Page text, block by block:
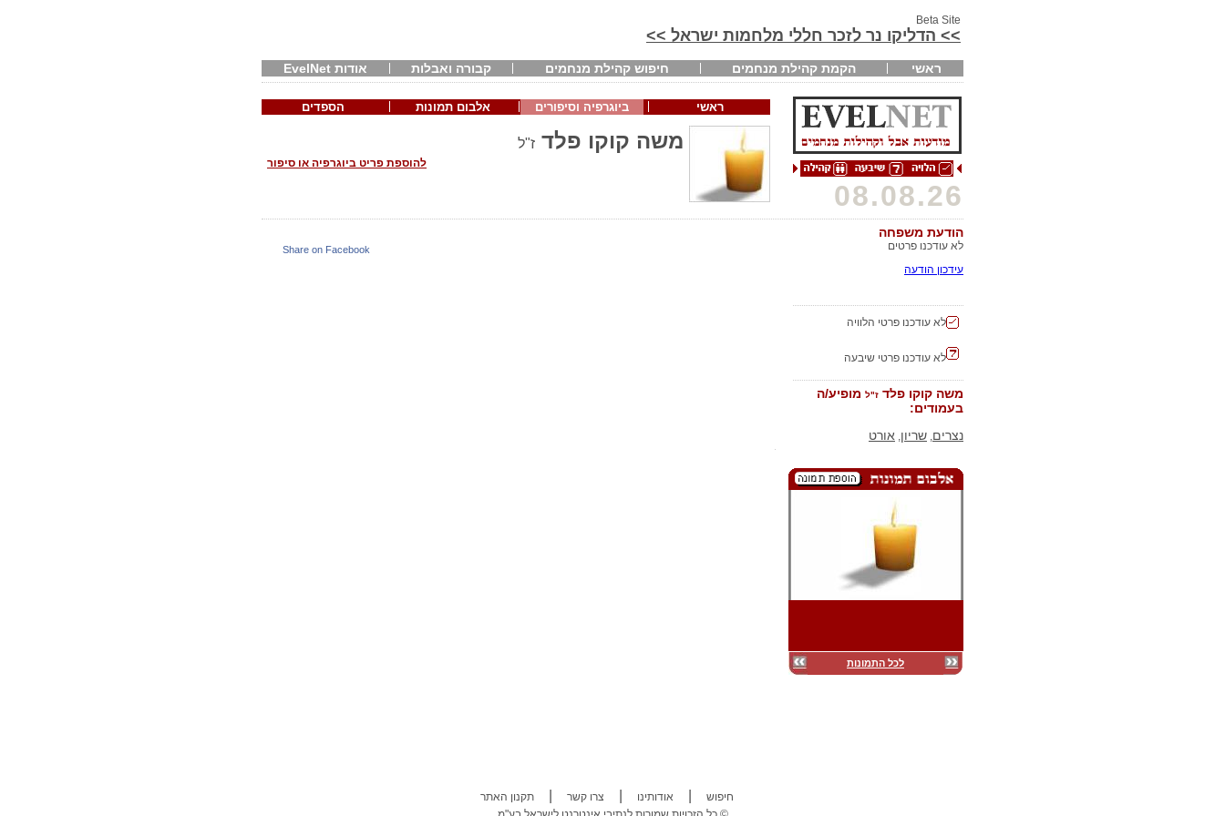
Beta Site
>> הדליקו נר לזכר חללי מלחמות ישראל >>
ראשי הקמת קהילת מנחמים חיפוש קהילת מנחמים קבורה ואבלות אודות EvelNet
ראשי ביוגרפיה וסיפורים אלבום תמונות הספדים
משה קוקו פלד ז"ל
להוספת פריט ביוגרפיה או סיפור
08.08.26
Share on Facebook
הודעת משפחה
לא עודכנו פרטים
עידכון הודעה
לא עודכנו פרטי הלוויה
לא עודכנו פרטי שיבעה
משה קוקו פלד ז"ל מופיע/ה
בעמודים:
נצרים, שריון, אורט
לכל התמונות
חיפוש אודותינו צרו קשר
תקנון האתר